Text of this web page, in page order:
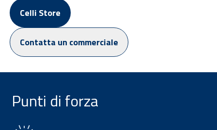
Celli Store
Contatta un commerciale
Punti di forza